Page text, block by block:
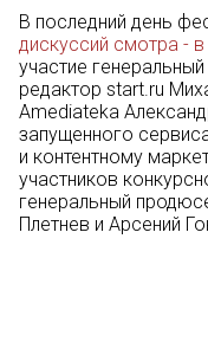
В последний день
дискуссий смотра -
участие
редактор start.ru
Amediateka
запущенного
и контентному
участников
генеральный
Плетнев и Арсений